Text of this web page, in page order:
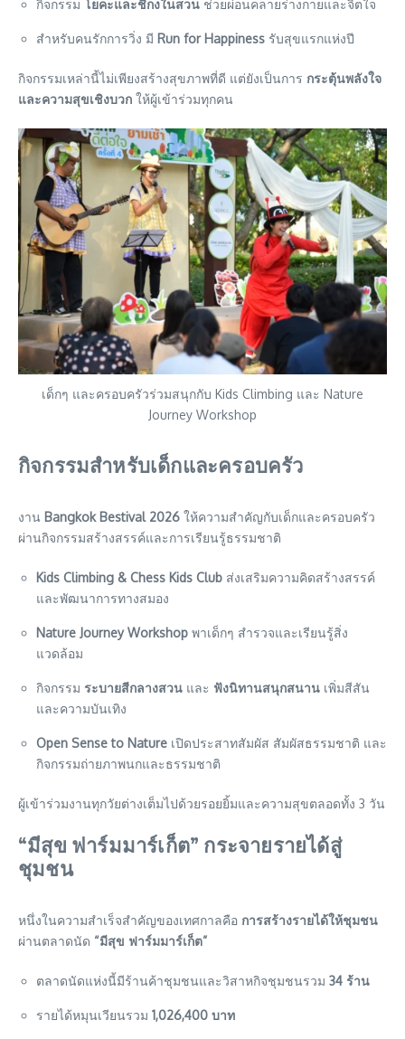
กิจกรรม โยคะและชี่กงในสวน ช่วยผ่อนคลายร่างกายและจิตใจ
สำหรับคนรักการวิ่ง มี Run for Happiness รับสุขแรกแห่งปี
กิจกรรมเหล่านี้ไม่เพียงสร้างสุขภาพที่ดี แต่ยังเป็นการ กระตุ้นพลังใจ
และความสุขเชิงบวก ให้ผู้เข้าร่วมทุกคน
เด็กๆ และครอบครัวร่วมสนุกกับ Kids Climbing และ Nature
Journey Workshop
กิจกรรมสำหรับเด็กและครอบครัว
งาน Bangkok Bestival 2026 ให้ความสำคัญกับเด็กและครอบครัว
ผ่านกิจกรรมสร้างสรรค์และการเรียนรู้ธรรมชาติ
Kids Climbing & Chess Kids Club ส่งเสริมความคิดสร้างสรรค์
และพัฒนาการทางสมอง
Nature Journey Workshop พาเด็กๆ สำรวจและเรียนรู้สิ่ง
แวดล้อม
กิจกรรม ระบายสีกลางสวน และ ฟังนิทานสนุกสนาน เพิ่มสีสัน
และความบันเทิง
Open Sense to Nature เปิดประสาทสัมผัส สัมผัสธรรมชาติ และ
กิจกรรมถ่ายภาพนกและธรรมชาติ
ผู้เข้าร่วมงานทุกวัยต่างเต็มไปด้วยรอยยิ้มและความสุขตลอดทั้ง 3 วัน
“มีสุข ฟาร์มมาร์เก็ต” กระจายรายได้สู่
ชุมชน
หนึ่งในความสำเร็จสำคัญของเทศกาลคือ การสร้างรายได้ให้ชุมชน
ผ่านตลาดนัด “มีสุข ฟาร์มมาร์เก็ต”
ตลาดนัดแห่งนี้มีร้านค้าชุมชนและวิสาหกิจชุมชนรวม 34 ร้าน
รายได้หมุนเวียนรวม 1,026,400 บาท